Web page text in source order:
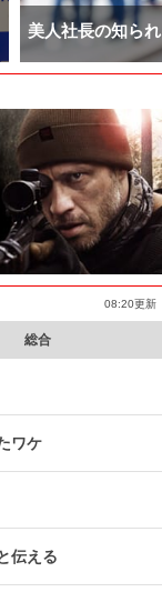
美人社長の知ら
08:20更新
総合
ワケ
伝える